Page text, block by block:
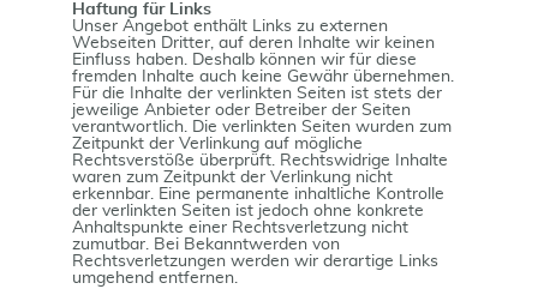
Haftung für Links
Unser Angebot enthält Links zu externen
Webseiten Dritter, auf deren Inhalte wir keinen
Einfluss haben. Deshalb können wir für diese
fremden Inhalte auch keine Gewähr übernehmen.
Für die Inhalte der verlinkten Seiten ist stets der
jeweilige Anbieter oder Betreiber der Seiten
verantwortlich. Die verlinkten Seiten wurden zum
Zeitpunkt der Verlinkung auf mögliche
Rechtsverstöße überprüft. Rechtswidrige Inhalte
waren zum Zeitpunkt der Verlinkung nicht
erkennbar. Eine permanente inhaltliche Kontrolle
der verlinkten Seiten ist jedoch ohne konkrete
Anhaltspunkte einer Rechtsverletzung nicht
zumutbar. Bei Bekanntwerden von
Rechtsverletzungen werden wir derartige Links
umgehend entfernen.